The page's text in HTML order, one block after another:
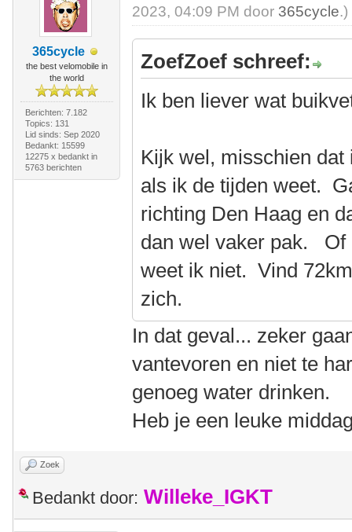
365cycle
the best velomobile in
the world
Berichten: 7.182
Topics: 131
Lid sinds: Sep 2020
Bedankt: 15599
12275 x bedankt in
5763 berichten
2023, 04:09 PM door 365cycle.)
ZoefZoef schreef:
Ik ben liever wat
Kijk wel, misschien
als ik de tijden weet.
richting Den Haag en
dan wel vaker pak. Of
weet ik niet. Vind
zich.
In dat geval... zeker
vantevoren en niet te
genoeg water drinken.
Heb je een leuke
Zoek
Bedankt door: Willeke_IGKT